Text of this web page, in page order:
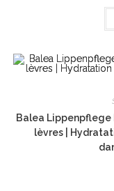
Balea Lippenpflege
lèvres |